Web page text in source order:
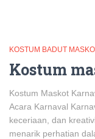
KOSTUM BADUT
Kostum
Kostum Maskot
Acara Karnaval
keceriaan, dan
menarik perhatian